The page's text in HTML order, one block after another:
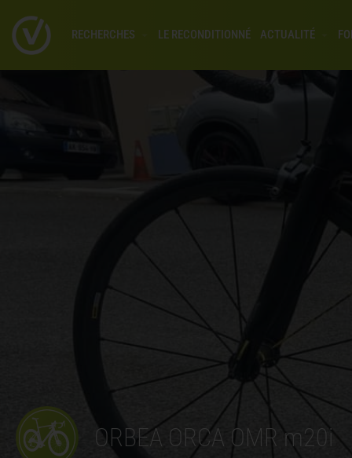
RECHERCHES LE RECONDITIONNÉ ACTUALITÉ
ORBEA ORCA OMR m20i